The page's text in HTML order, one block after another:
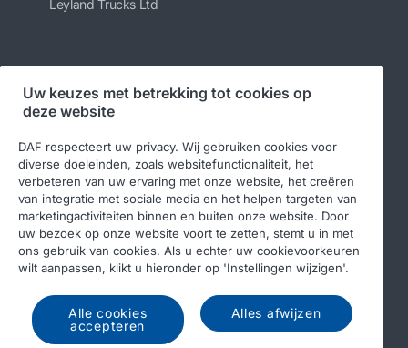
Leyland Trucks Ltd
Volg ons
© 2026 DAF Legal notice
Privacy statement
Algemene voorwaarden
DAF en cookies
Income Tax Report
Uw keuzes met betrekking tot cookies op
deze website
DAF respecteert uw privacy. Wij gebruiken cookies voor
diverse doeleinden, zoals websitefunctionaliteit, het
verbeteren van uw ervaring met onze website, het creëren
van integratie met sociale media en het helpen targeten van
marketingactiviteiten binnen en buiten onze website. Door
uw bezoek op onze website voort te zetten, stemt u in met
ons gebruik van cookies. Als u echter uw cookievoorkeuren
wilt aanpassen, klikt u hieronder op 'Instellingen wijzigen'.
Alle cookies
accepteren
Alles afwijzen